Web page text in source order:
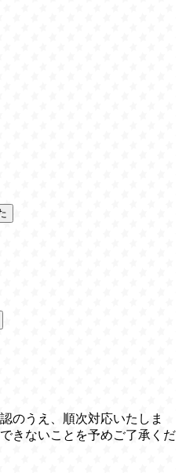
のうえ、順次対応いたしま
きないことを予めご了承くだ